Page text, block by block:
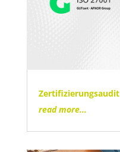
Zertifizierungsaudit
read more...